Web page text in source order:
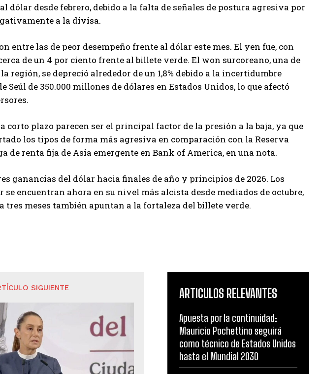
dólar desde febrero, debido a la falta de señales de postura agresiva por
a la divisa.
entre las de peor desempeño frente al dólar este mes. El yen fue, con
de un 4 por ciento frente al billete verde. El won surcoreano, una de
región, se depreció alrededor de un 1,8% debido a la incertidumbre
de 350.000 millones de dólares en Estados Unidos, lo que afectó
corto plazo parecen ser el principal factor de la presión a la baja, ya que
los tipos de forma más agresiva en comparación con la Reserva
de renta fija de Asia emergente en Bank of America, en una nota.
ganancias del dólar hacia finales de año y principios de 2026. Los
encuentran ahora en su nivel más alcista desde mediados de octubre,
tres meses también apuntan a la fortaleza del billete verde.
SIGUIENTE ARTICULOS RELEVANTES
Apuesta por la continuidad:
Mauricio Pochettino seguirá
como técnico de Estados Unidos
hasta el Mundial 2030